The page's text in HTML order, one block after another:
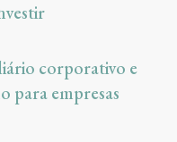
corporativo e
para empresas